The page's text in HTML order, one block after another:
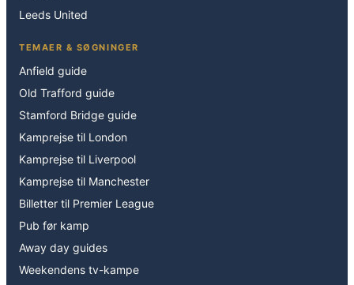
Leeds United
TEMAER & SØGNINGER
Anfield guide
Old Trafford guide
Stamford Bridge guide
Kamprejse til London
Kamprejse til Liverpool
Kamprejse til Manchester
Billetter til Premier League
Pub før kamp
Away day guides
Weekendens tv-kampe